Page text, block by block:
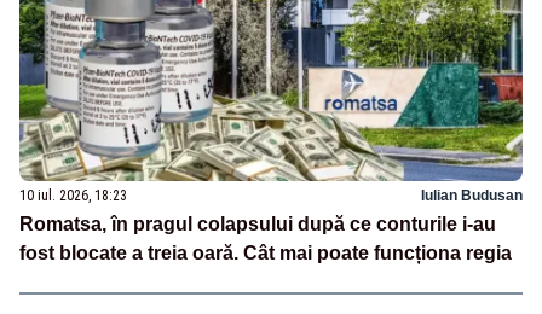
10 iul. 2026, 18:23 Iulian Budusan
Romatsa, în pragul colapsului după ce conturile i-au
fost blocate a treia oară. Cât mai poate funcționa regia